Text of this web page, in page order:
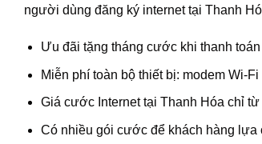
người dùng đăng ký internet tại Thanh
Ưu đãi tặng tháng cước khi thanh
Miễn phí toàn bộ thiết bị: modem
Giá cước Internet tại Thanh Hóa chỉ từ
Có nhiều gói cước để khách hàng